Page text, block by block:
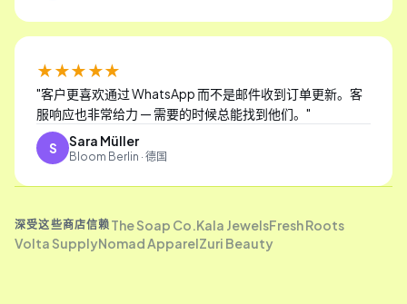
★★★★★
"客户更喜欢通过 WhatsApp 而不是邮件收到订单更新。客
服响应也非常给力 — 需要的时候总能找到他们。 "
S Sara Müller
Bloom Berlin · 德国
深受这些商店信赖 The Soap Co.Kala JewelsFresh Roots
Volta SupplyNomad ApparelZuri Beauty